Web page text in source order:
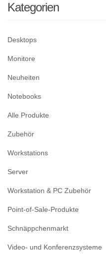
Kategorien
Desktops
Monitore
Neuheiten
Notebooks
Alle Produkte
Zubehör
Workstations
Server
Workstation & PC Zubehör
Point-of-Sale-Produkte
Schnäppchenmarkt
Video- und Konferenzsysteme